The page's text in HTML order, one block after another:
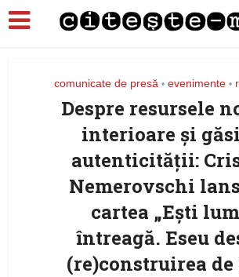
comunicate de presă • evenimente •
Despre resursele
interioare și
autenticității:
Nemerovschi
cartea „Ești
întreagă. Eseu
(re)construirea de